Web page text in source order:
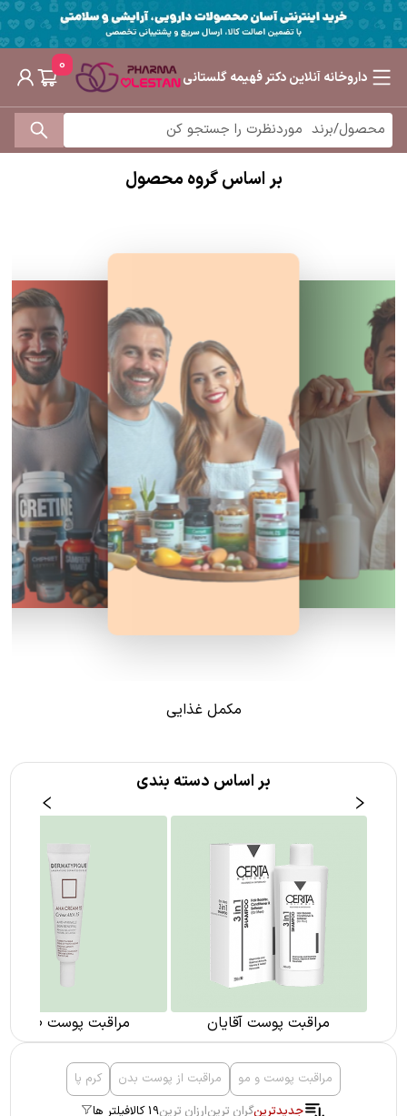
داروخانه آنلاین دکتر فهیمه گلستانی
0
بر اساس گروه محصول
مکمل غذایی
بر اساس دسته بندی
مراقبت پوست آقایان مراقبت پوست صورت
مراقبت پوست و مو مراقبت از پوست بدن
کرم پا
جدیدترینگران ترینارزان ترین19 کالا فیلتر ها